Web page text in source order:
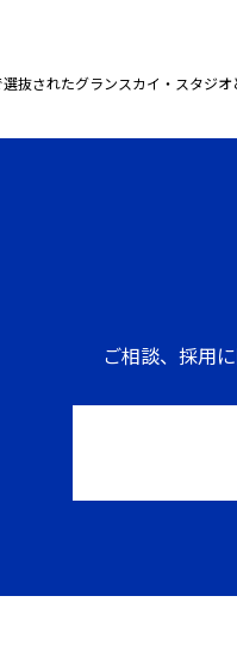
選抜されたグランスカイ・スタジ
ご相談、採用